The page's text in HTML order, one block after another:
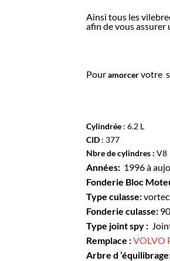
Ainsi tous les
afin de vous
Pouramorcervotre
Cylindrée : 6.2 L
CID : 377
Nbre de cylindres : V8
Années: 1996 à
Fonderie Bloc
Type culasse:vortec
Fonderie culasse:
Type joint spy :
Remplace :VOLVO
Arbre d